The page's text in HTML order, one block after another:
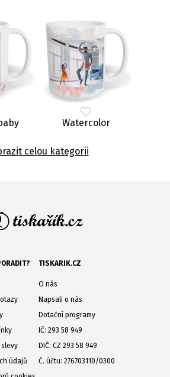
Watercolor
celou kategorii
údajů
TISKARIK.CZ
O nás
Napsali o nás
Dotační programy
IČ: 293 58 949
DIČ: CZ 293 58 949
Č. účtu: 276703110/0300